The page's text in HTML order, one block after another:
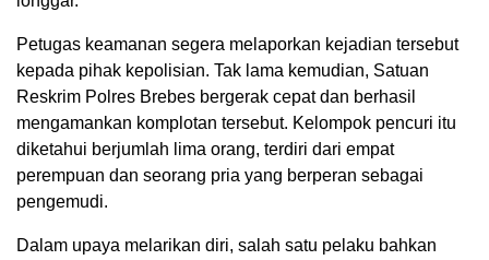
Petugas keamanan segera melaporkan kejadian tersebut
kepada pihak kepolisian. Tak lama kemudian, Satuan
Reskrim Polres Brebes bergerak cepat dan berhasil
mengamankan komplotan tersebut. Kelompok pencuri itu
diketahui berjumlah lima orang, terdiri dari empat
perempuan dan seorang pria yang berperan sebagai
pengemudi.
Dalam upaya melarikan diri, salah satu pelaku bahkan